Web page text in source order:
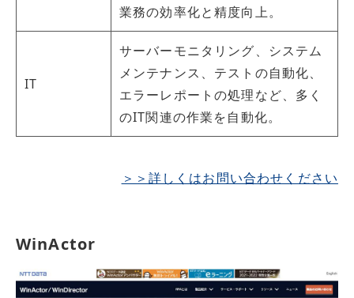
業務の効率化と精度向上。
IT
サーバーモニタリング、システム
メンテナンス、テストの自動化、
エラーレポートの処理など、多く
のIT関連の作業を自動化。
＞＞詳しくはお問い合わせください
WinActor